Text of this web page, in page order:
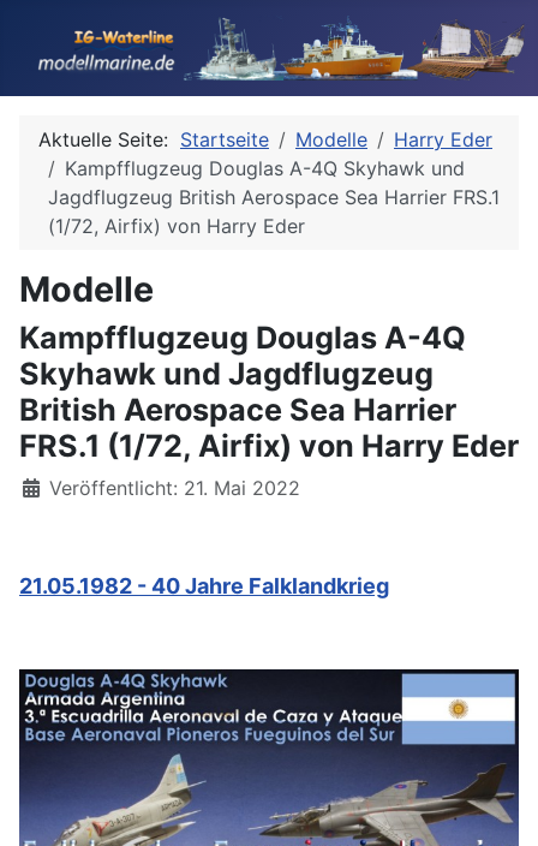
Aktuelle Seite: Startseite Modelle
Harry Eder
Kampfflugzeug Douglas A-4Q Skyhawk und
Jagdflugzeug British Aerospace Sea Harrier FRS.1
(1/72, Airfix) von Harry Eder
Modelle
Kampfflugzeug Douglas A-4Q
Skyhawk und Jagdflugzeug
British Aerospace Sea Harrier
FRS.1 (1/72, Airfix) von Harry Eder
Details
Veröffentlicht: 21. Mai 2022
21.05.1982 - 40 Jahre Falklandkrieg